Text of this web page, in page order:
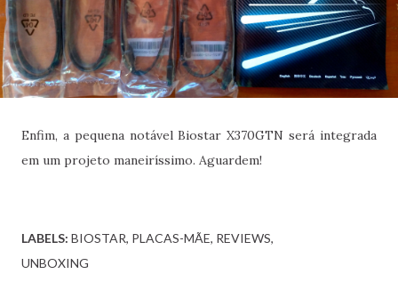
Enfim, a pequena notável Biostar X370GTN será integrada
em um projeto maneiríssimo. Aguardem!
LABELS: BIOSTAR PLACAS-MÃE REVIEWS
UNBOXING